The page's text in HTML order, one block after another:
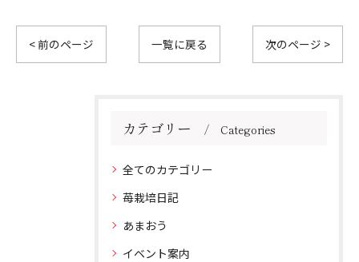
< 前のページ 一覧に戻る 次のページ >
カテゴリー Categories
全てのカテゴリー
苺栽培日記
あまおう
イベント案内